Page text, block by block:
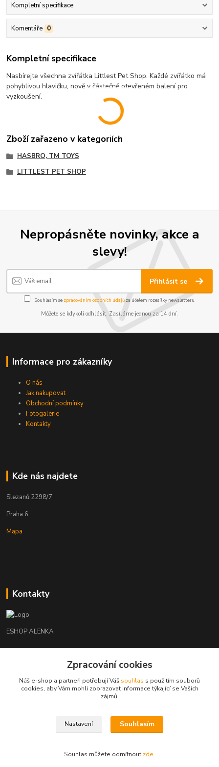
Kompletní specifikace
Komentáře 0
Kompletní specifikace
Nasbírejte všechna zvířátka Littlest Pet Shop. Každé zvířátko má
pohyblivou hlavičku, nově v částečně otevřeném balení pro
vyzkoušení.
Zboží zařazeno v kategoriích
HASBRO, TM TOYS
LITTLEST PET SHOP
Nepropásněte novinky, akce a
slevy!
Přihlásit se
Souhlasím se zpracováním osobních údajůza účelem rozesílky newsletteru.
Můžete se kdykoli odhlásit. Zasíláme jednou za 14 dní.
Informace pro zákazníky
O nás
Jak nakupovat
Obchodní podmínky
Fotogalerie
Kontakty
Kde nás najdete
Slezanů 2298/7
Praha 6
Mapa
Kontakty
ESHOP ALENKA
+420602541312
orechovka@inmes.cz
Zpracování cookies
Náš e-shop a partneři potřebují Váš souhlas s použitím souborů
cookies, aby Vám mohli zobrazovat informace týkající se Vašich
zájmů.
Nastavení Souhlasím
Souhlas můžete odmítnout zde.